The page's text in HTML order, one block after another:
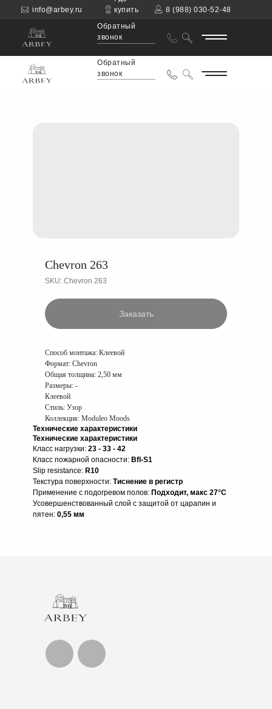
купить
8 (988) 030-52-48
info@arbey.ru
Обратный
звонок
Обратный
звонок
Chevron 263
SKU: Chevron 263
Заказать
Способ монтажа: Клеевой
Формат: Chevron
Общая толщина: 2,50 мм
Размеры: -
Клеевой
Стиль: Узор
Коллекция: Moduleo Moods
Технические характеристики
Технические характеристики
Класс нагрузки: 23 - 33 - 42
Класс пожарной опасности: Bfl-S1
Slip resistance: R10
Текстура поверхности: Тиснение в регистр
Применение с подогревом полов: Подходит, макс 27°C
Усовершенствованный слой с защитой от царапин и
пятен: 0,55 мм